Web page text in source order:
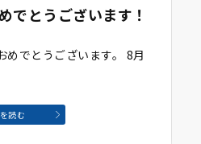
とうございます！
でとうございます。 8月
読む